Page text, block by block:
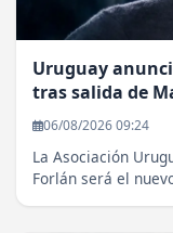
Uruguay
tras salida de
06/08/2026 09:24
La Asociación
Forlán será el